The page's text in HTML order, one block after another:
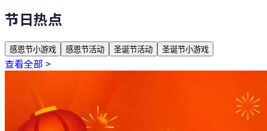
节日热点
感恩节小游戏 感恩节活动 圣诞节活动 圣诞节小游戏
查看全部 >